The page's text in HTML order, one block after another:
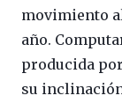
movimiento
año.
producida
su